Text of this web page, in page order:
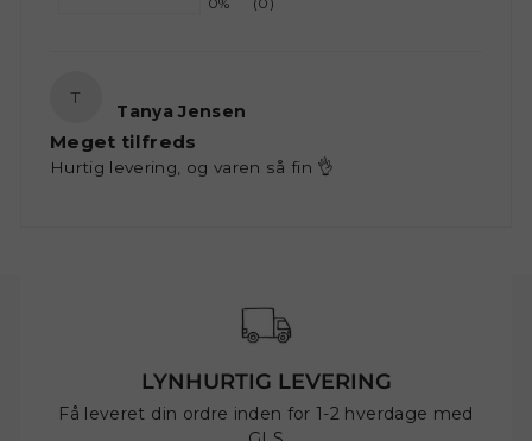
T
Tanya Jensen
Meget tilfreds
Hurtig levering, og varen så fin 👌
LYNHURTIG LEVERING
Få leveret din ordre inden for 1-2 hverdage med